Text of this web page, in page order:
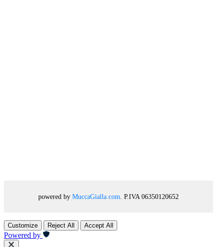
powered by MuccaGialla.com . P.IVA 06350120652
Customize Reject All Accept All
Powered by